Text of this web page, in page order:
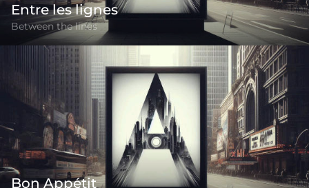
Entre les lignes
Between the lines
Bon Appétit